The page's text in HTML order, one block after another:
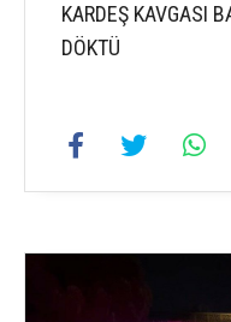
KARDEŞ KAVGASI
DÖKTÜ